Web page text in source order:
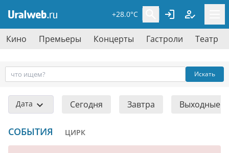
+28.0°C
Кино Премьеры Концерты Гастроли Театр
Искать
Дата Сегодня Завтра Выходные
СОБЫТИЯ ЦИРК